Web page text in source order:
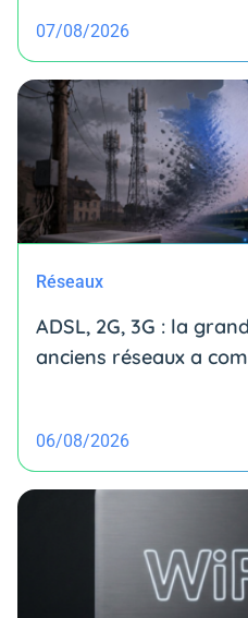
07/08/2026
Réseaux
ADSL, 2G, 3G : la
anciens réseaux a
06/08/2026